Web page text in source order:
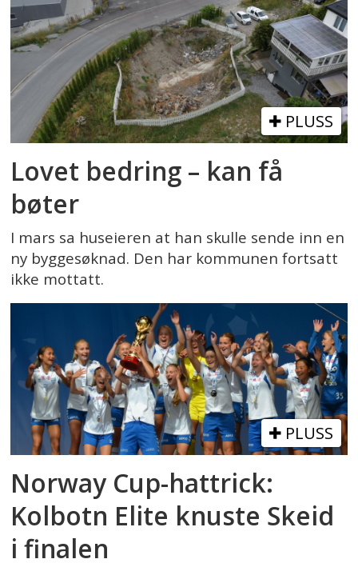
PLUSS
Lovet bedring – kan få
bøter
I mars sa huseieren at han skulle sende inn en
ny byggesøknad. Den har kommunen fortsatt
ikke mottatt.
PLUSS
Norway Cup-hattrick:
Kolbotn Elite knuste Skeid
i finalen